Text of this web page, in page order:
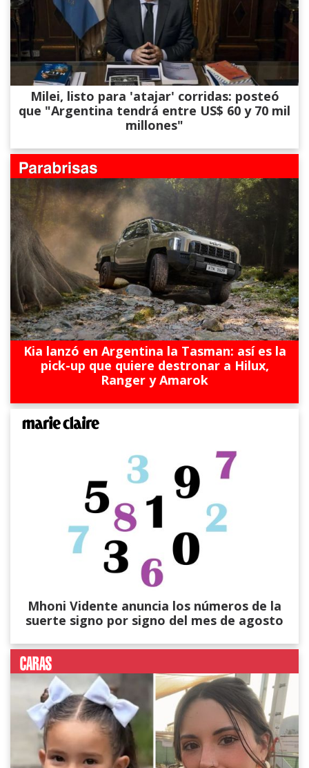
Milei, listo para 'atajar' corridas: posteó
que "Argentina tendrá entre US$ 60 y 70 mil
millones"
Kia lanzó en Argentina la Tasman: así es la
pick-up que quiere destronar a Hilux,
Ranger y Amarok
Mhoni Vidente anuncia los números de la
suerte signo por signo del mes de agosto